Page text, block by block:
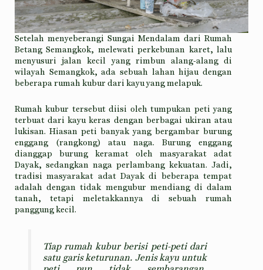
Setelah menyeberangi Sungai Mendalam dari Rumah
Betang Semangkok, melewati perkebunan karet, lalu
menyusuri jalan kecil yang rimbun alang-alang di
wilayah Semangkok, ada sebuah lahan hijau dengan
beberapa rumah kubur dari kayu yang melapuk.
Rumah kubur tersebut diisi oleh tumpukan peti yang
terbuat dari kayu keras dengan berbagai ukiran atau
lukisan. Hiasan peti banyak yang bergambar burung
enggang (rangkong) atau naga. Burung enggang
dianggap burung keramat oleh masyarakat adat
Dayak, sedangkan naga perlambang kekuatan. Jadi,
tradisi masyarakat adat Dayak di beberapa tempat
adalah dengan tidak mengubur mendiang di dalam
tanah, tetapi meletakkannya di sebuah rumah
panggung kecil.
Tiap rumah kubur berisi peti-peti dari
satu garis keturunan. Jenis kayu untuk